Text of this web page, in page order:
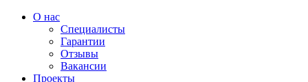
О нас
Специалисты
Гарантии
Отзывы
Вакансии
Проекты